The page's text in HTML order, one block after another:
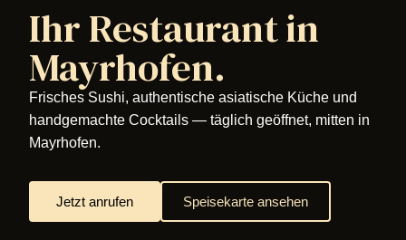
Ihr Restaurant in
Mayrhofen.
Frisches Sushi, authentische asiatische Küche und
handgemachte Cocktails — täglich geöffnet, mitten in
Mayrhofen.
Jetzt anrufen Speisekarte ansehen